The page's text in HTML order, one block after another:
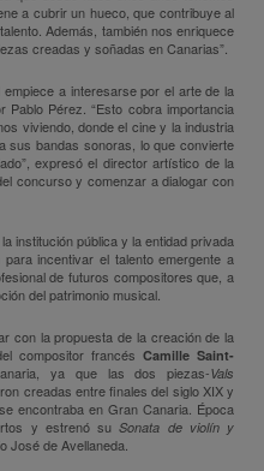
a cubrir un hueco, que contribuye al
Además, también nos enriquece
creadas y soñadas en Canarias”.
a interesarse por el arte de la
Pérez. “Esto cobra importancia
viviendo, donde el cine y la industria
sus bandas sonoras, lo que convierte
expresó el director artístico de la
concurso y comenzar a dialogar con
institución pública y la entidad privada
incentivar el talento emergente a
de futuros compositores que, a
del patrimonio musical.
con la propuesta de la creación de la
compositor francésCamille Saint-
ya que las dos piezas-Vals
creadas entre finales del siglo XIX y
encontraba en Gran Canaria. Época
y estrenó suSonata de violín y
José de Avellaneda.